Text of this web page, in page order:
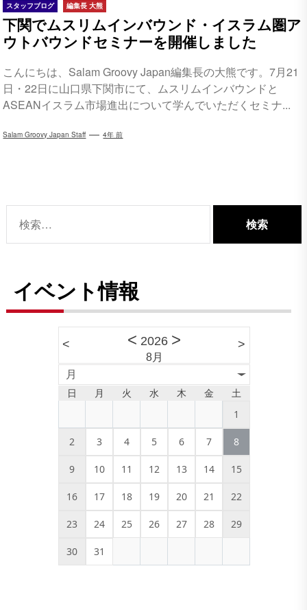
スタッフブログ 編集長 大熊
下関でムスリムインバウンド・イスラム圏ア
ウトバウンドセミナーを開催しました
こんにちは、Salam Groovy Japan編集長の大熊です。7月21
日・22日に山口県下関市にて、ムスリムインバウンドと
ASEANイスラム市場進出について学んでいただくセミナ...
Salam Groovy Japan Staff 4年 前
索:
イベント情報
< < 2026 >
8月
>
月
日 月 火 水 木 金 土
1
2 3 4 5 6 7 8
9 10 11 12 13 14 15
16 17 18 19 20 21 22
23 24 25 26 27 28 29
30 31